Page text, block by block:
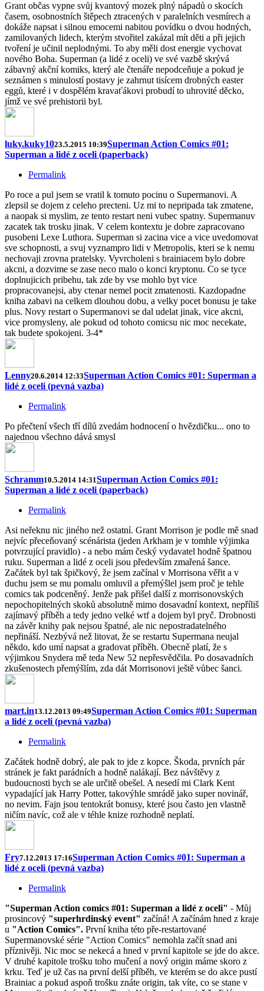
Grant občas vypne svůj kvantový mozek plný nápadů o skocích
časem, osobnostních štěpech ztracených v paralelních vesmírech a
dokáže napsat i silnou emocemi nabitou povídku o dvou hodných,
zamilovaných lidech, kterým stvořitel zakázal mít děti a při jejich
tvoření je učinil neplodnými. To aby měli dost energie vychovat
nového Boha. Superman (a lidé z oceli) ve své vazbě skrývá
zábavný akční komiks, který ale čtenáře nepodceňuje a pokud je
seznámen s minulostí postavy je zahrnut tisícem drobných easter
eggů, které i v dospělém kravaťákovi probudí to uhrovité děcko,
jímž ve své prehistorii byl.
luky.kuky1023.5.2015 10:39Superman Action Comics #01:
Superman a lidé z oceli (paperback)
Permalink
Po roce a pul jsem se vratil k tomuto pocinu o Supermanovi. A
zlepsil se dojem z celeho precteni. Uz mi to nepripada tak zmatene,
a naopak si myslim, ze tento restart neni vubec spatny. Supermanuv
zacatek tak trosku jinak. V celem kontextu je dobre zapracovano
pusobeni Lexe Luthora. Superman si zacina vice a vice uvedomovat
sve schopnosti, a svuj vyznampro lidi v Metropolis, kteri se k nemu
nechovaji zrovna pratelsky. Vyvrcholeni s brainiacem bylo dobre
akcni, a dozvime se zase neco malo o konci kryptonu. Co se tyce
doplnujicich pribehu, tak zde by vse mohlo byt vice
propracovanejsi, aby ctenar nemel pocit zmatenosti. Kazdopadne
kniha zabavi na celkem dlouhou dobu, a velky pocet bonusu je take
plus. Novy restart o Supermanovi se dal udelat jinak, vice akcni,
vice promysleny, ale pokud od tohoto comicsu nic moc necekate,
tak budete spokojeni. 3-4*
Lenny20.6.2014 12:33Superman Action Comics #01: Superman a
lidé z oceli (pevná vazba)
Permalink
Po přečtení všech tří dílů zvedám hodnocení o hvězdičku... ono to
najednou všechno dává smysl
Schramm10.5.2014 14:31Superman Action Comics #01:
Superman a lidé z oceli (paperback)
Permalink
Asi neřeknu nic jiného než ostatní. Grant Morrison je podle mě snad
nejvíc přeceňovaný scénárista (jeden Arkham je v tomhle výjimka
potvrzující pravidlo) - a nebo mám český vydavatel hodně špatnou
ruku. Superman a lidé z oceli jsou především zmařená šance.
Začátek byl tak špičkový, že jsem začínal v Morrisona věřit a v
duchu jsem se mu pomalu omluvil a přemýšlel jsem proč je tehle
comics tak podceněný. Jenže pak přišel další z morrisonovských
nepochopitelných skoků absolutně mimo dosavadní kontext, nepříliš
zajímavý příběh a tedy jedno velké wtf a dojem byl pryč. Drobnosti
na závěr knihy pak nejsou špatné, ale nic nepostradatelného
nepřináší. Nezbývá než litovat, že se restartu Supermana neujal
někdo, kdo umí napsat a gradovat příběh. Obecně platí, že s
výjimkou Snydera mě teda New 52 nepřesvědčila. Po dosavadních
zkušenostech přemýšlím, zda dát Morrisonovi ještě vůbec šanci.
mart.in13.12.2013 09:49Superman Action Comics #01: Superman
a lidé z oceli (pevná vazba)
Permalink
Začátek hodně dobrý, ale pak to jde z kopce. Škoda, prvních pár
stránek je fakt parádních a hodně nalákají. Bez návštěvy z
budoucnosti bych se ale určitě obešel. A nesedí mi Clark Kent
vypadající jak Harry Potter, takovýhle smrádě jako super novinář,
no nevim. Fajn jsou tentokrát bonusy, které jsou často jen vlastně
ničím navíc, což ale v téhle knize rozhodně neplatí.
Fry7.12.2013 17:16Superman Action Comics #01: Superman a
lidé z oceli (pevná vazba)
Permalink
"Superman Action comics #01: Superman a lidé z oceli" - Můj
prosincový "superhrdinský event" začíná! A začínám hned z kraje
u "Action Comics". První kniha této pře-restartované
Supermanovské série "Action Comics" nemohla začít snad ani
příznivěji. Nic moc se nekecá a hned v první kapitole se jde do akce.
V druhé kapitole trošku toho mučení a nový origin máme skoro z
krku. Teď je už čas na první delší příběh, ve kterém se do akce pustí
Brainiac a pokud aspoň trošku znáte origin, tak víte, co se stane v